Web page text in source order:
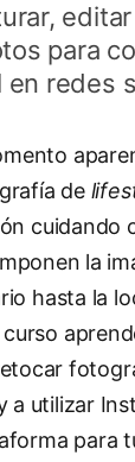
para
en redes
de
cuidando
la
hasta la
a utilizar
para